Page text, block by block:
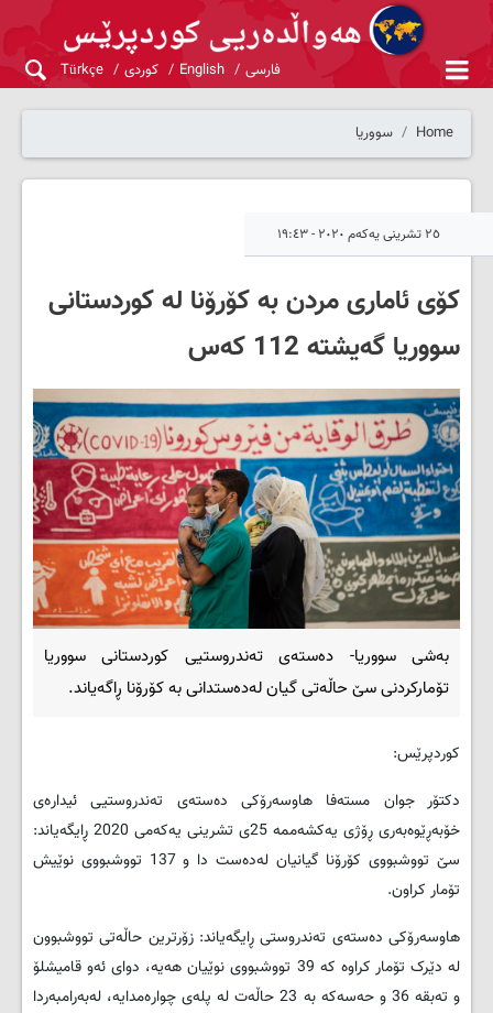
فارسی English کوردی Türkçe
Home سووریا
٢٥ تشرینی یەکەم ٢٠٢٠ - ١٩:٤٣
کۆی ئاماری مردن بە کۆرۆنا لە کوردستانی
سووریا گەیشتە 112 کەس
بەشی سووریا- دەستەی تەندروستیی کوردستانی سووریا
تۆمارکردنی سێ حاڵەتى گیان لەدەستدانى بە کۆرۆنا ڕاگەیاند.
کوردپرێس:
دکتۆر جوان مستەفا هاوسەرۆکی دەستەی تەندروستیی ئیدارەی
خۆبەڕێوەبەری ڕۆژی یەکشەممە 25ی تشرینی یەکەمی 2020 ڕایگەیاند:
سێ تووشبووى کۆرۆنا گیانیان لەدەست دا و 137 تووشبووى نوێیش
تۆمار کراون.
هاوسەرۆکی دەستەی تەندروستی ڕایگەیاند: زۆرترین حاڵەتی تووشبوون
لە دێرک تۆمار کراوە کە 39 تووشبووی نوێیان هەیە، دوای ئەو قامیشلۆ
و تەبقە 36 و حەسەکە بە 23 حاڵەت لە پلەی چوارەمدایە، لەبەرامبەردا